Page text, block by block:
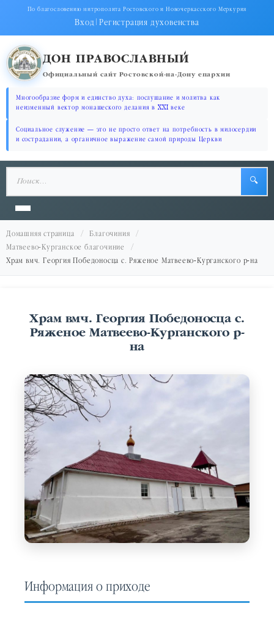
По благословению митрополита Ростовского и Новочеркасского Меркурия
Вход|Регистрация духовенства
ДОН ПРАВОСЛАВНЫЙ
Официальный сайт Ростовской-на-Дону епархии
Многообразие форм и единство духа: послушание и молитва как
неизменный вектор монашеского делания в XXI веке
Социальное служение — это не просто ответ на потребность в милосердии
и сострадании, а органичное выражение самой природы Церкви
🔍
Домашняя страница
Благочиния
Матвеево-Курганское благочиние
Храм вмч. Георгия Победоносца с. Ряженое Матвеево-Курганского р-на
Храм вмч. Георгия Победоносца с.
Ряженое Матвеево-Курганского р-
на
Информация о приходе